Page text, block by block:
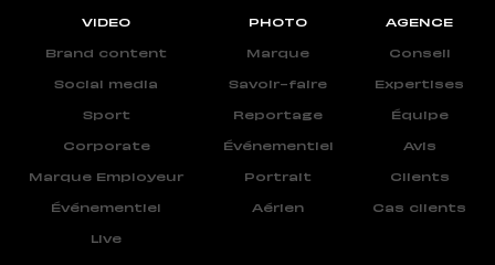
VIDEO
Brand content
Social media
Sport
Corporate
Marque Employeur
Événementiel
Live
PHOTO
Marque
Savoir-faire
Reportage
Événementiel
Portrait
Aérien
AGENCE
Conseil
Expertises
Équipe
Avis
Clients
Cas clients